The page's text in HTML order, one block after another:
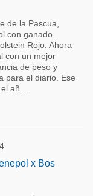
de la Pascua,
con ganado
Rojo. Ahora
con un mejor
de peso y
para el diario. Ese
añ ...
x Bos